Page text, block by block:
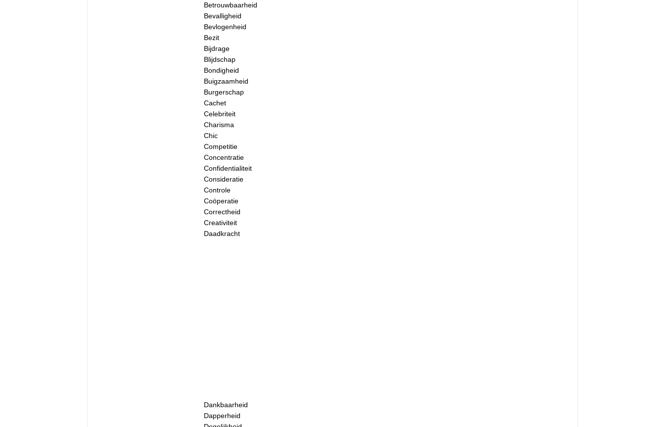
Betrouwbaarheid
Bevalligheid
Bevlogenheid
Bezit
Bijdrage
Blijdschap
Bondigheid
Buigzaamheid
Burgerschap
Cachet
Celebriteit
Charisma
Chic
Competitie
Concentratie
Confidentialiteit
Consideratie
Controle
Coöperatie
Correctheid
Creativiteit
Daadkracht
Dankbaarheid
Dapperheid